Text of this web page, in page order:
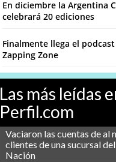
En diciembre la Argentina
celebrará 20 ediciones
Finalmente llega el
Zapping Zone
Las más leídas
Perfil.com
Vaciaron las cuentas de al
clientes de una sucursal
Nación